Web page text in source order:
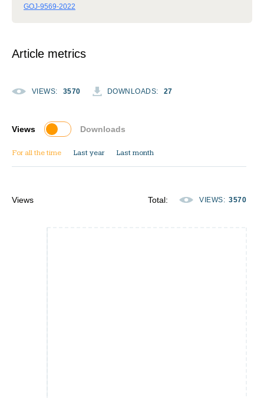
GOJ-9569-2022
Article metrics
VIEWS: 3570 DOWNLOADS: 27
For all the time Last year Last month
Views Downloads
Views Total: VIEWS: 3570